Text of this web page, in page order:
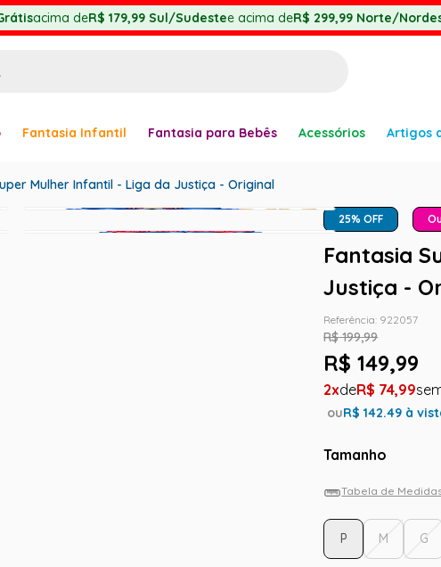
acima deR$ 179,99 Sul/Sudestee acima deR$ 299,99 Norte/
Fantasia Infantil Fantasia para Bebês Acessórios Artigos
Mulher Infantil - Liga da Justiça - Original
25% OFF
Fantasia
Justiça -
Referência: 922057
R$ 199,99
R$ 149,99
2 R$ 74,99
ouR$142.49 à
Tamanho
Tabela de
P M G